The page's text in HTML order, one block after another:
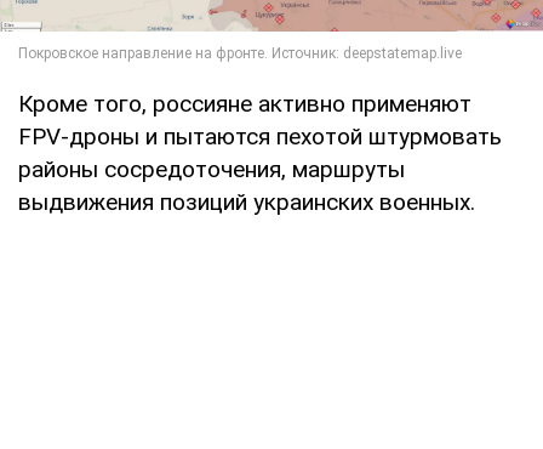
Кроме того, россияне активно применяют
FPV-дроны и пытаются пехотой штурмовать
районы сосредоточения, маршруты
выдвижения позиций украинских военных.